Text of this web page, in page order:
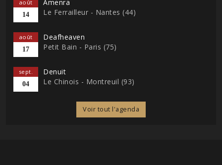
août
14
Amenra
Le Ferrailleur - Nantes (44)
août
17
Deafheaven
Petit Bain - Paris (75)
sept.
04
Denuit
Le Chinois - Montreuil (93)
Voir tout l'agenda